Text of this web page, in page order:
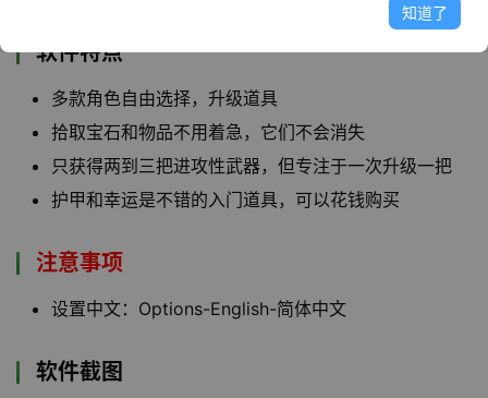
软件特点
多款角色自由选择，升级道具
拾取宝石和物品不用着急，它们不会消失
只获得两到三把进攻性武器，但专注于一次升级一把
护甲和幸运是不错的入门道具，可以花钱购买
注意事项
设置中文：Options-English-简体中文
软件截图
知道了